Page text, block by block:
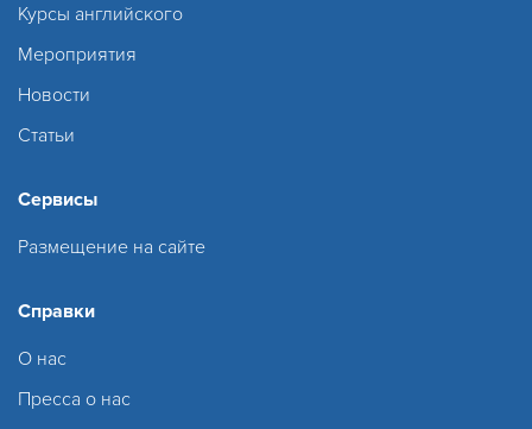
Курсы английского
Мероприятия
Новости
Статьи
Сервисы
Размещение на сайте
Справки
О нас
Пресса о нас